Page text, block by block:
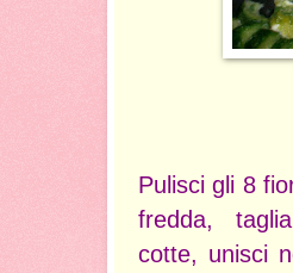
Pulisci gli 8
fredda,
cotte, unisci